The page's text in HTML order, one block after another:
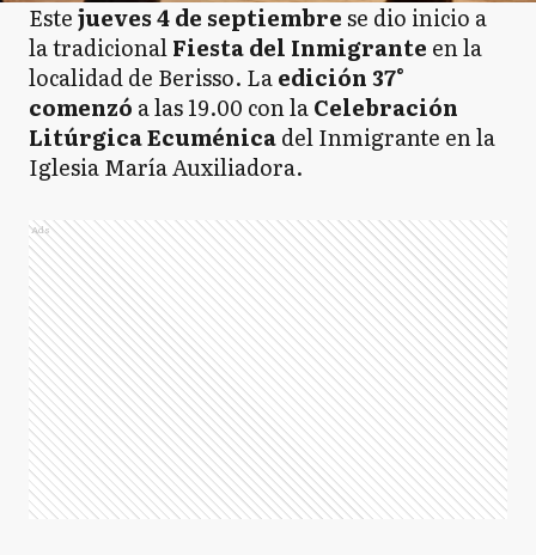
Estejueves 4 de septiembrese dio inicio a
la tradicionalFiesta del Inmigrante en la
localidad de Berisso. Laedición 37°
comenzó a las 19.00 con laCelebración
Litúrgica Ecuménicadel Inmigrante en la
Iglesia María Auxiliadora.
Ads